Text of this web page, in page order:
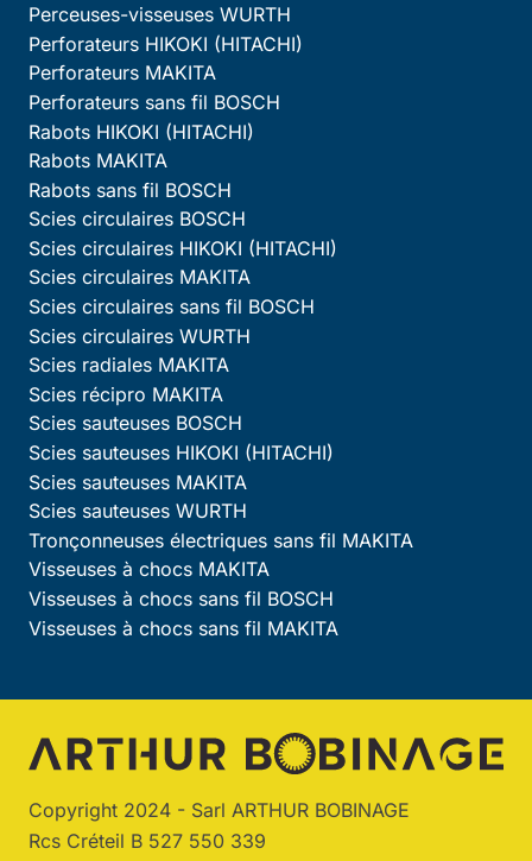
Perceuses-visseuses WURTH
Perforateurs HIKOKI (HITACHI)
Perforateurs MAKITA
Perforateurs sans fil BOSCH
Rabots HIKOKI (HITACHI)
Rabots MAKITA
Rabots sans fil BOSCH
Scies circulaires BOSCH
Scies circulaires HIKOKI (HITACHI)
Scies circulaires MAKITA
Scies circulaires sans fil BOSCH
Scies circulaires WURTH
Scies radiales MAKITA
Scies récipro MAKITA
Scies sauteuses BOSCH
Scies sauteuses HIKOKI (HITACHI)
Scies sauteuses MAKITA
Scies sauteuses WURTH
Tronçonneuses électriques sans fil MAKITA
Visseuses à chocs MAKITA
Visseuses à chocs sans fil BOSCH
Visseuses à chocs sans fil MAKITA
Copyright 2024 - Sarl ARTHUR BOBINAGE
Rcs Créteil B 527 550 339